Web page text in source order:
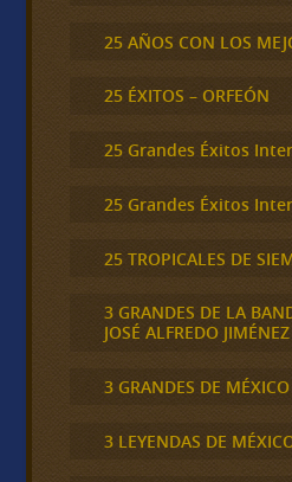
25 AÑOS CON LOS
25 ÉXITOS – ORFEÓN
25 Grandes Éxitos
25 Grandes Éxitos
25 TROPICALES DE
3 GRANDES DE LA
JOSÉ ALFREDO JIMÉNEZ
3 GRANDES DE MÉXICO
3 LEYENDAS DE